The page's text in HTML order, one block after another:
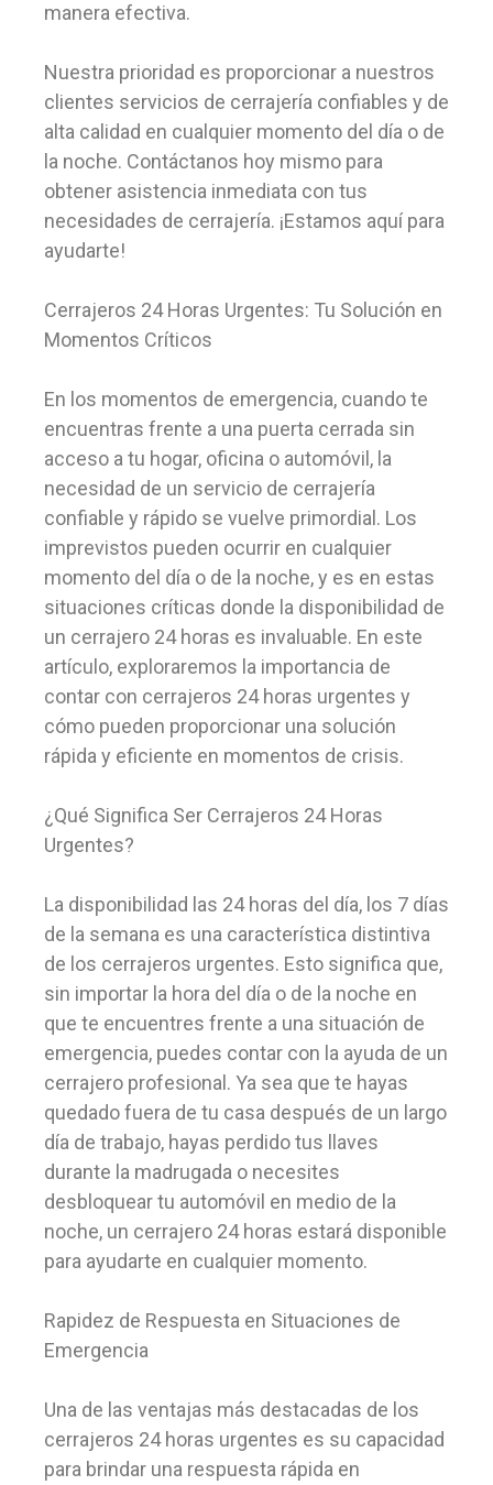
manera efectiva.
Nuestra prioridad es proporcionar a nuestros
clientes servicios de cerrajería confiables y de
alta calidad en cualquier momento del día o de
la noche. Contáctanos hoy mismo para
obtener asistencia inmediata con tus
necesidades de cerrajería. ¡Estamos aquí para
ayudarte!
Cerrajeros 24 Horas Urgentes: Tu Solución en
Momentos Críticos
En los momentos de emergencia, cuando te
encuentras frente a una puerta cerrada sin
acceso a tu hogar, oficina o automóvil, la
necesidad de un servicio de cerrajería
confiable y rápido se vuelve primordial. Los
imprevistos pueden ocurrir en cualquier
momento del día o de la noche, y es en estas
situaciones críticas donde la disponibilidad de
un cerrajero 24 horas es invaluable. En este
artículo, exploraremos la importancia de
contar con cerrajeros 24 horas urgentes y
cómo pueden proporcionar una solución
rápida y eficiente en momentos de crisis.
¿Qué Significa Ser Cerrajeros 24 Horas
Urgentes?
La disponibilidad las 24 horas del día, los 7 días
de la semana es una característica distintiva
de los cerrajeros urgentes. Esto significa que,
sin importar la hora del día o de la noche en
que te encuentres frente a una situación de
emergencia, puedes contar con la ayuda de un
cerrajero profesional. Ya sea que te hayas
quedado fuera de tu casa después de un largo
día de trabajo, hayas perdido tus llaves
durante la madrugada o necesites
desbloquear tu automóvil en medio de la
noche, un cerrajero 24 horas estará disponible
para ayudarte en cualquier momento.
Rapidez de Respuesta en Situaciones de
Emergencia
Una de las ventajas más destacadas de los
cerrajeros 24 horas urgentes es su capacidad
para brindar una respuesta rápida en